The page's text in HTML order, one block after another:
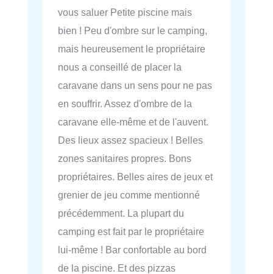
vous saluer Petite piscine mais
bien ! Peu d'ombre sur le camping,
mais heureusement le propriétaire
nous a conseillé de placer la
caravane dans un sens pour ne pas
en souffrir. Assez d'ombre de la
caravane elle-même et de l'auvent.
Des lieux assez spacieux ! Belles
zones sanitaires propres. Bons
propriétaires. Belles aires de jeux et
grenier de jeu comme mentionné
précédemment. La plupart du
camping est fait par le propriétaire
lui-même ! Bar confortable au bord
de la piscine. Et des pizzas